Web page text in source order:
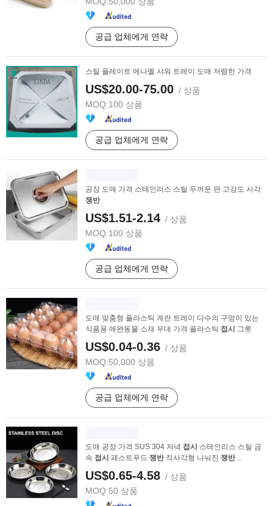
공급 업체에게 연락
스틸 플레이트 에나멜 샤워 트레이 도매 저렴한 가격
US$20.00-75.00 / 상품
MOQ:100 상품
공급 업체에게 연락
공장 도매 가격 스테인리스 스틸 두꺼운 판 고강도 사각
쟁반
US$1.51-2.14 / 상품
MOQ:100 상품
공급 업체에게 연락
도매 맞춤형 플라스틱 계란 트레이 다수의 구멍이 있는
식품용 애완동물 소재 우대 가격 플라스틱 접시 그릇
US$0.04-0.36 / 상품
MOQ:50,000 상품
공급 업체에게 연락
도매 공장 가격 SUS 304 저녁 접시 스테인리스 스틸 금
속 접시 패스트푸드 쟁반직사각형 나눠진 쟁반...
US$0.65-4.58 / 상품
MOQ:50 상품